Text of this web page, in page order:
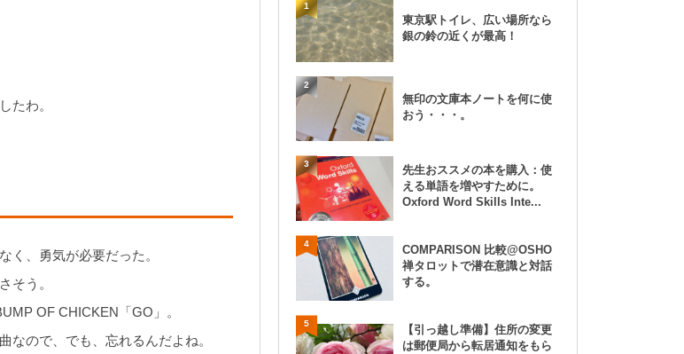
たわ。
く、勇気が必要だった。
そう。
OF CHICKEN「GO」。
なので、でも、忘れるんだよね。
1
東京駅トイレ、広い場所なら
銀の鈴の近くが最高！
2
無印の文庫本ノートを何に使
おう・・・。
3
先生おススメの本を購入：使
える単語を増やすために。
Oxford Word Skills Inte...
4
COMPARISON 比較@OSHO
禅タロットで潜在意識と対話
する。
5
【引っ越し準備】住所の変更
は郵便局から転居通知をもら